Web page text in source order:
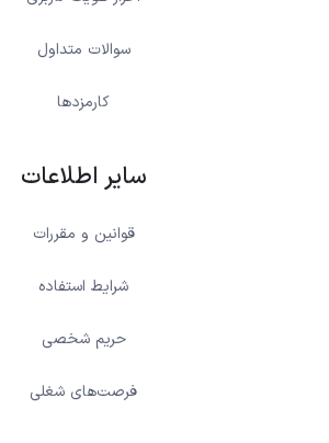
سوالات متداول
کارمزدها
سایر اطلاعات
قوانین و مقررات
شرایط استفاده
حریم شخصی
فرصت‌های شغلی